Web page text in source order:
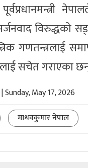
विरुद्धको
गणतन्त्रलाई
सचेत गराएका
Sunday, May 17, 2026
माधवकुमार नेपाल